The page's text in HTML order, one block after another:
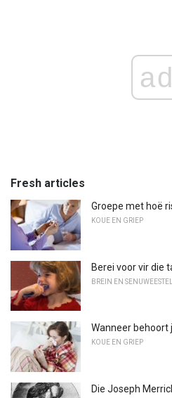
ad
Fresh articles
Groepe met hoë
KOUE EN GRIEP
Berei voor vir die
BREIN EN
Wanneer behoort
KOUE EN GRIEP
Die Joseph